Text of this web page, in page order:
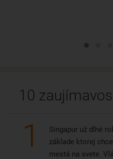
10
1
Singapur už dlhé
základe ktorej
mestá na svete.